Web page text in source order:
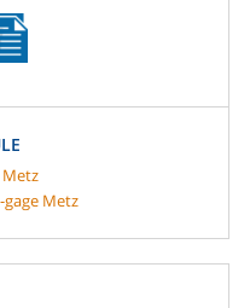
Metz
Metz